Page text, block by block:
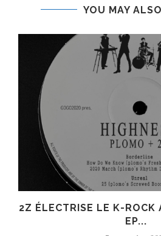
YOU MAY
2Z ÉLECTRISE LE K-ROCK
EP...